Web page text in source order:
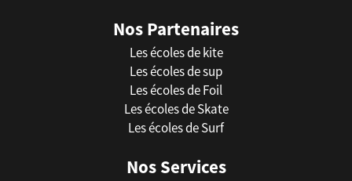
Nos Partenaires
Les écoles de kite
Les écoles de sup
Les écoles de Foil
Les écoles de Skate
Les écoles de Surf
Nos Services